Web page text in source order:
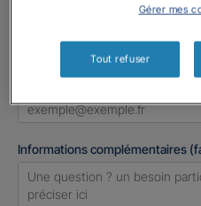
United
*
Informations complémentaires
Gérer mes
Tout refuser